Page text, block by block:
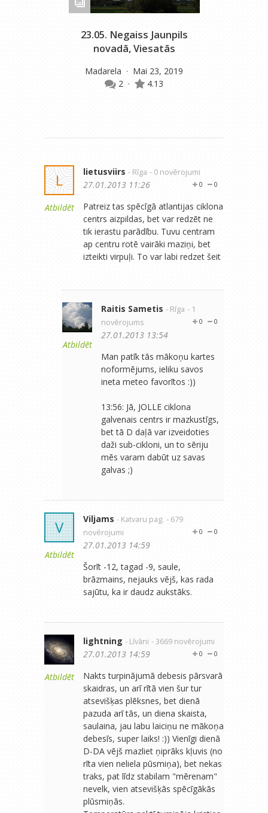
23.05. Negaiss Jaunpils
novadā, Viesatās
Madarela · Mai 23, 2019
2 · 4.13
L
Atbildēt
lietusviirs - Rīga - 0 novērojumi
0
0
27.01.2013 11:26
Patreiz tas spēcīgā atlantijas ciklona
centrs aizpildas, bet var redzēt ne
tik ierastu parādību. Tuvu centram
ap centru rotē vairāki maziņi, bet
izteikti virpuļi. To var labi redzet šeit
Atbildēt
Raitis Sametis - Rīga - 1
novērojums
0
0
27.01.2013 13:54
Man patīk tās mākoņu kartes
noformējums, ieliku savos
ineta meteo favorītos :))
13:56: Jā, JOLLE ciklona
galvenais centrs ir mazkustīgs,
bet tā D daļā var izveidoties
daži sub-cikloni, un to sēriju
mēs varam dabūt uz savas
galvas ;)
V
Atbildēt
Viljams - Katvaru pag. - 679
novērojumi
0
0
27.01.2013 14:59
Šorīt -12, tagad -9, saule,
brāzmains, nejauks vējš, kas rada
sajūtu, ka ir daudz aukstāks.
Atbildēt
lightning - Līvāni - 3669 novērojumi
0
0
27.01.2013 14:59
Nakts turpinājumā debesis pārsvarā
skaidras, un arī rītā vien šur tur
atsevišķas plēksnes, bet dienā
pazuda arī tās, un diena skaista,
saulaina, jau labu laiciņu ne mākoņa
debesīs, super laiks! :)) Vienīgi dienā
D-DA vējš mazliet ņiprāks kļuvis (no
rīta vien neliela pūsmiņa), bet nekas
traks, pat līdz stabilam "mērenam"
nevelk, vien atsevišķās spēcīgākās
plūsmiņās.